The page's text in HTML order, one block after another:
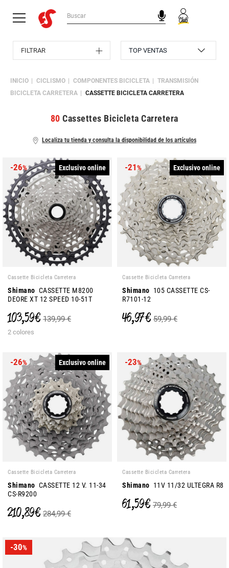
INICIO CICLISMO COMPONENTES BICICLETA
TRANSMISIÓN
BICICLETA CARRETERA
CASSETTE BICICLETA CARRETERA
Localiza tu tienda y consulta la disponibilidad de los artículos
80 Cassettes Bicicleta Carretera
-26% Exclusivo online
Cassette Bicicleta Carretera
Shimano CASSETTE M8200
DEORE XT 12 SPEED 10-51T
103,59 € 139,99 €
2 colores
-21% Exclusivo online
Cassette Bicicleta Carretera
Shimano 105 CASSETTE CS-
R7101-12
46,97 € 59,99 €
-26% Exclusivo online
Cassette Bicicleta Carretera
Shimano CASSETTE 12 V. 11-34
CS-R9200
210,89 € 284,99 €
-23%
Cassette Bicicleta Carretera
Shimano 11V 11/32 ULTEGRA R8
61,59 € 79,99 €
-30%
FILTRAR